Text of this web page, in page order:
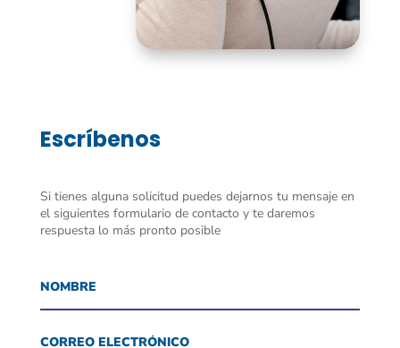
Escríbenos
Si tienes alguna solicitud puedes dejarnos tu mensaje en
el siguientes formulario de contacto y te daremos
respuesta lo más pronto posible